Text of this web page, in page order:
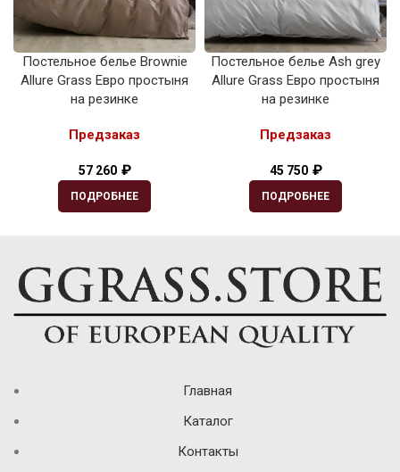
Постельное белье Brownie
Allure Grass Евро простыня
на резинке
Предзаказ
57 260 ₽
ПОДРОБНЕЕ
Постельное белье Ash grey
Allure Grass Евро простыня
на резинке
Предзаказ
45 750 ₽
ПОДРОБНЕЕ
Главная
Каталог
Контакты